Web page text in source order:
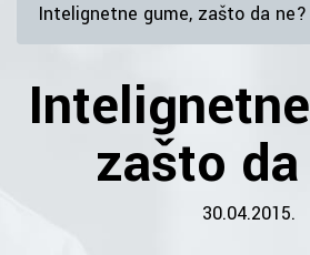
Intelignetne gume, zašto da ne?
zašto
30.04.2015.